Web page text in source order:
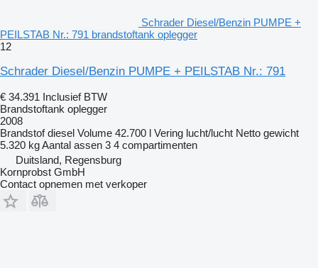
Schrader Diesel/Benzin PUMPE +
PEILSTAB Nr.: 791 brandstoftank oplegger
12
Schrader Diesel/Benzin PUMPE + PEILSTAB Nr.: 791
€ 34.391 Inclusief BTW
Brandstoftank oplegger
2008
Brandstof diesel Volume 42.700 l Vering lucht/lucht Netto gewicht
5.320 kgAantal assen 3 4 compartimenten
Duitsland, Regensburg
Kornprobst GmbH
Contact opnemen met verkoper